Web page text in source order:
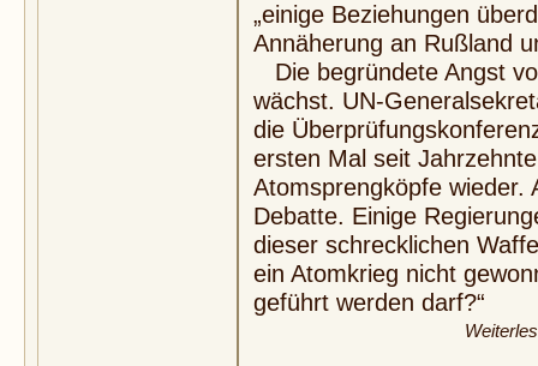
„einige Beziehungen
Annäherung an Rußland
Die begründete Angst
wächst. UN-
die
ersten Mal seit
Atomsprengköpfe wieder.
Debatte. Einige
dieser schrecklichen
ein Atomkrieg nicht
geführt werden darf?“